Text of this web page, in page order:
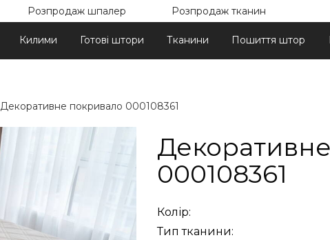
Розпродаж шпалер Розпродаж тканин
Килими Готові штори Тканини Пошиття штор
Декоративне покривало 000108361
000108361
Колір:
Тип тканини: